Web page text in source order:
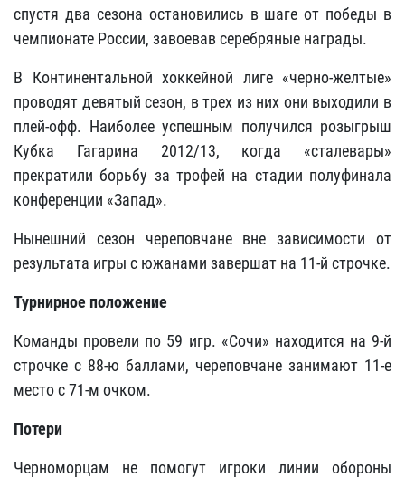
спустя два сезона остановились в шаге от победы в
чемпионате России, завоевав серебряные награды.
В Континентальной хоккейной лиге «черно-желтые»
проводят девятый сезон, в трех из них они выходили в
плей-офф. Наиболее успешным получился розыгрыш
Кубка Гагарина 2012/13, когда «сталевары»
прекратили борьбу за трофей на стадии полуфинала
конференции «Запад».
Нынешний сезон череповчане вне зависимости от
результата игры с южанами завершат на 11-й строчке.
Турнирное положение
Команды провели по 59 игр. «Сочи» находится на 9-й
строчке с 88-ю баллами, череповчане занимают 11-е
место с 71-м очком.
Потери
Черноморцам не помогут игроки линии обороны